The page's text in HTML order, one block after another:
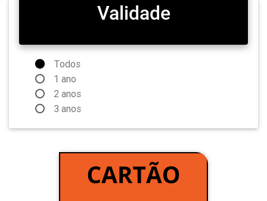
Validade
Todos
1 ano
2 anos
3 anos